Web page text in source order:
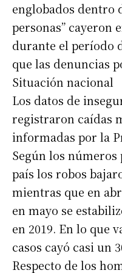
englobados dentro
personas” cayeron
durante el período
que las denuncias
Situación nacional
Los datos de
registraron caídas
informadas por la
Según los
país los robos
mientras que en
en mayo se
en 2019. En lo que
casos cayó casi un
Respecto de los